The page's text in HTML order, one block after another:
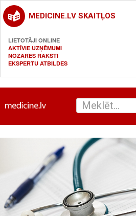
MEDICINE.LV SKAITĻOS
LIETOTĀJI ONLINE
AKTĪVIE UZŅĒMUMI
NOZARES RAKSTI
EKSPERTU ATBILDES